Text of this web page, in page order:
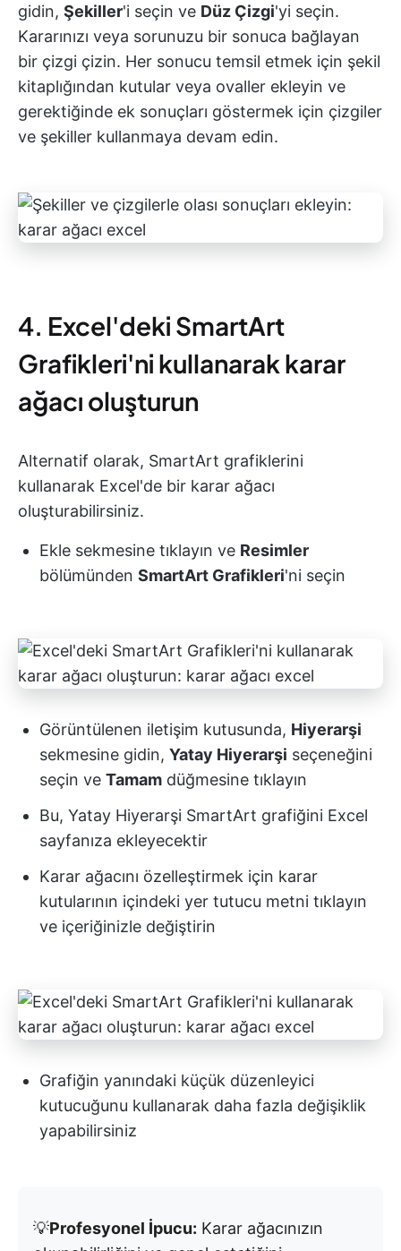
gidin, Şekiller'i seçin ve Düz Çizgi'yi seçin.
Kararınızı veya sorunuzu bir sonuca bağlayan
bir çizgi çizin. Her sonucu temsil etmek için şekil
kitaplığından kutular veya ovaller ekleyin ve
gerektiğinde ek sonuçları göstermek için çizgiler
ve şekiller kullanmaya devam edin.
4. Excel'deki SmartArt
Grafikleri'ni kullanarak karar
ağacı oluşturun
Alternatif olarak, SmartArt grafiklerini
kullanarak Excel'de bir karar ağacı
oluşturabilirsiniz.
Ekle sekmesine tıklayın ve Resimler
bölümünden SmartArt Grafikleri'ni seçin
Görüntülenen iletişim kutusunda, Hiyerarşi
sekmesine gidin, Yatay Hiyerarşi seçeneğini
seçin ve Tamam düğmesine tıklayın
Bu, Yatay Hiyerarşi SmartArt grafiğini Excel
sayfanıza ekleyecektir
Karar ağacını özelleştirmek için karar
kutularının içindeki yer tutucu metni tıklayın
ve içeriğinizle değiştirin
Grafiğin yanındaki küçük düzenleyici
kutucuğunu kullanarak daha fazla değişiklik
yapabilirsiniz
💡Profesyonel İpucu: Karar ağacınızın